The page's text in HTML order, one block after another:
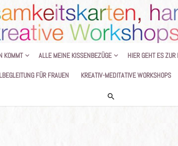
KOMMT ALLE MEINE KISSENBEZÜGE HIER GEHT ES ZUR
FÜR FRAUEN KREATIV-MEDITATIVE WORKSHOPS